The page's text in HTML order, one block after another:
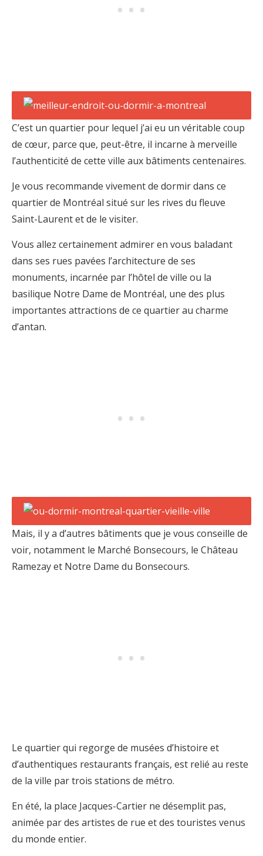
C’est un quartier pour lequel j’ai eu un véritable coup
de cœur, parce que, peut-être, il incarne à merveille
l’authenticité de cette ville aux bâtiments centenaires.
Je vous recommande vivement de dormir dans ce
quartier de Montréal situé sur les rives du fleuve
Saint-Laurent et de le visiter.
Vous allez certainement admirer en vous baladant
dans ses rues pavées l’architecture de ses
monuments, incarnée par l’hôtel de ville ou la
basilique Notre Dame de Montréal, une des plus
importantes attractions de ce quartier au charme
d’antan.
Mais, il y a d’autres bâtiments que je vous conseille de
voir, notamment le Marché Bonsecours, le Château
Ramezay et Notre Dame du Bonsecours.
Le quartier qui regorge de musées d’histoire et
d’authentiques restaurants français, est relié au reste
de la ville par trois stations de métro.
En été, la place Jacques-Cartier ne désemplit pas,
animée par des artistes de rue et des touristes venus
du monde entier.